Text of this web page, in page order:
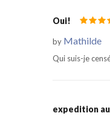
Oui!
by Mathilde
Qui suis-je
expedition